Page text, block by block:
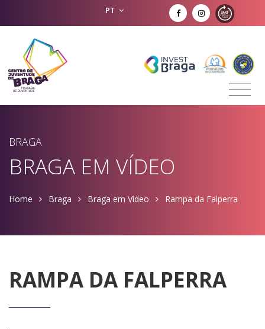
PT
BRAGA
BRAGA EM VÍDEO
Home Braga Braga em Vídeo Rampa da Falperra
RAMPA DA FALPERRA